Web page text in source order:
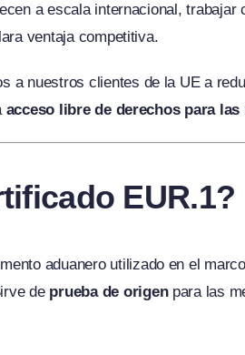
a escala internacional,
ventaja competitiva.
a nuestros clientes de la UE a
acceso libre de derechos para
EUR.1?
aduanero utilizado en el
de prueba de origenpara las